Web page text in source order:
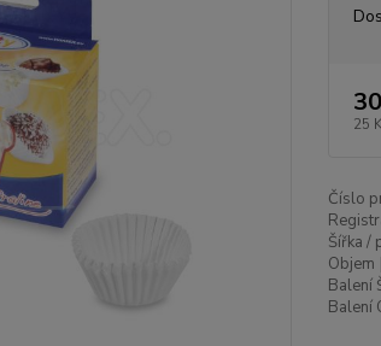
25
Číslo
Šířka /
Objem
Balení
Balení